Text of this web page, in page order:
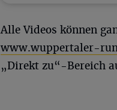
Alle Videos können
www.wuppertaler-
„Direkt zu“-Bereich